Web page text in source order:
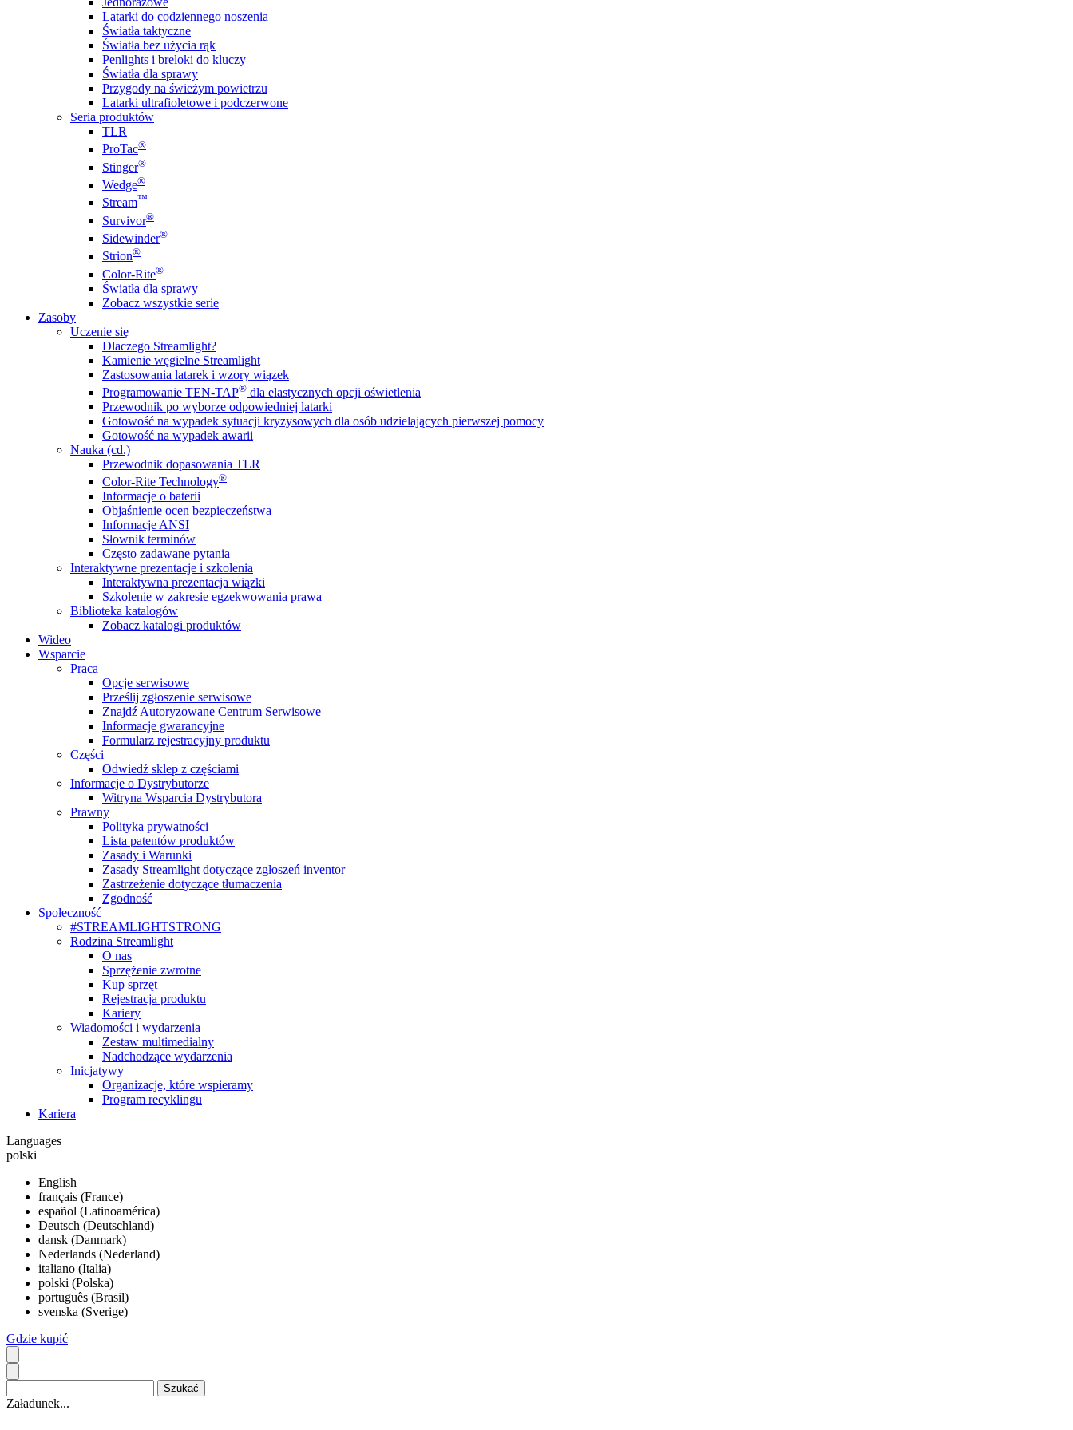
Latarki do codziennego noszenia
Światła taktyczne
Światła bez użycia rąk
Penlights i breloki do kluczy
Światła dla sprawy
Przygody na świeżym powietrzu
Latarki ultrafioletowe i podczerwone
Seria produktów
TLR
ProTac®
Stinger®
Wedge®
Stream™
Survivor®
Sidewinder®
Strion®
Color-Rite®
Światła dla sprawy
Zobacz wszystkie serie
Zasoby
Uczenie się
Dlaczego Streamlight?
Kamienie węgielne Streamlight
Zastosowania latarek i wzory wiązek
Programowanie TEN-TAP® dla elastycznych opcji oświetlenia
Przewodnik po wyborze odpowiedniej latarki
Gotowość na wypadek sytuacji kryzysowych dla osób udzielających pierwszej pomocy
Gotowość na wypadek awarii
Nauka (cd.)
Przewodnik dopasowania TLR
Color-Rite Technology®
Informacje o baterii
Objaśnienie ocen bezpieczeństwa
Informacje ANSI
Słownik terminów
Często zadawane pytania
Interaktywne prezentacje i szkolenia
Interaktywna prezentacja wiązki
Szkolenie w zakresie egzekwowania prawa
Biblioteka katalogów
Zobacz katalogi produktów
Wideo
Wsparcie
Praca
Opcje serwisowe
Prześlij zgłoszenie serwisowe
Znajdź Autoryzowane Centrum Serwisowe
Informacje gwarancyjne
Formularz rejestracyjny produktu
Części
Odwiedź sklep z częściami
Informacje o Dystrybutorze
Witryna Wsparcia Dystrybutora
Prawny
Polityka prywatności
Lista patentów produktów
Zasady i Warunki
Zasady Streamlight dotyczące zgłoszeń inventor
Zastrzeżenie dotyczące tłumaczenia
Zgodność
Społeczność
#STREAMLIGHTSTRONG
Rodzina Streamlight
O nas
Sprzężenie zwrotne
Kup sprzęt
Rejestracja produktu
Kariery
Wiadomości i wydarzenia
Zestaw multimedialny
Nadchodzące wydarzenia
Inicjatywy
Organizacje, które wspieramy
Program recyklingu
Kariera
Languages
polski
English
français (France)
español (Latinoamérica)
Deutsch (Deutschland)
dansk (Danmark)
Nederlands (Nederland)
italiano (Italia)
polski (Polska)
português (Brasil)
svenska (Sverige)
Gdzie kupić
Załadunek...